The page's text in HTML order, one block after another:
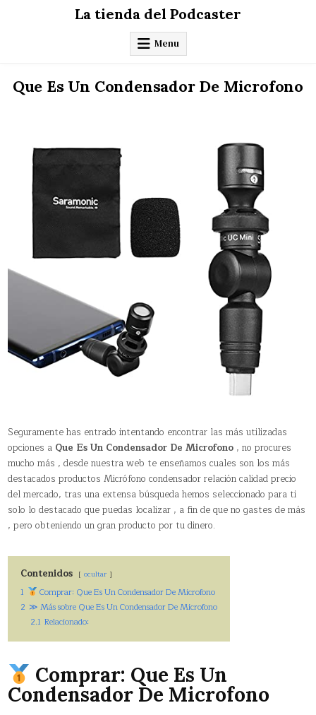
La tienda del Podcaster
Menu
Que Es Un Condensador De Microfono
Seguramente has entrado intentando encontrar las más utilizadas
opciones a Que Es Un Condensador De Microfono , no procures
mucho más , desde nuestra web te enseñamos cuales son los más
destacados productos Micrófono condensador relación calidad precio
del mercado, tras una extensa búsqueda hemos seleccionado para ti
solo lo destacado que puedas localizar , a fin de que no gastes de más
, pero obteniendo un gran producto por tu dinero.
Contenidos ocultar
1
Comprar: Que Es Un Condensador De Microfono
2 ≫ Más sobre Que Es Un Condensador De Microfono
2.1 Relacionado:
Comprar: Que Es Un
Condensador De Microfono